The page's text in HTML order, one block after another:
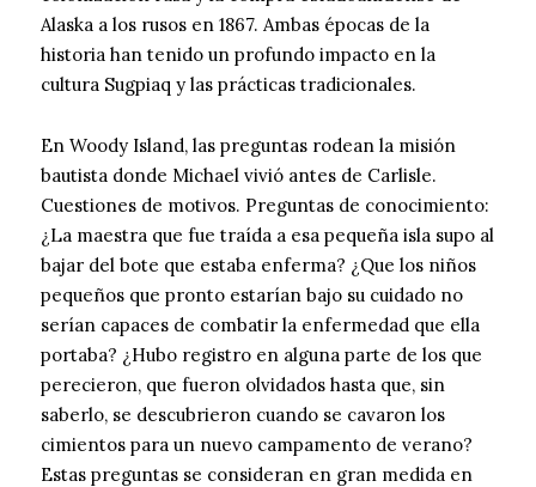
Alaska a los rusos en 1867. Ambas épocas de la
historia han tenido un profundo impacto en la
cultura Sugpiaq y las prácticas tradicionales.
En Woody Island, las preguntas rodean la misión
bautista donde Michael vivió antes de Carlisle.
Cuestiones de motivos. Preguntas de conocimiento:
¿La maestra que fue traída a esa pequeña isla supo al
bajar del bote que estaba enferma? ¿Que los niños
pequeños que pronto estarían bajo su cuidado no
serían capaces de combatir la enfermedad que ella
portaba? ¿Hubo registro en alguna parte de los que
perecieron, que fueron olvidados hasta que, sin
saberlo, se descubrieron cuando se cavaron los
cimientos para un nuevo campamento de verano?
Estas preguntas se consideran en gran medida en